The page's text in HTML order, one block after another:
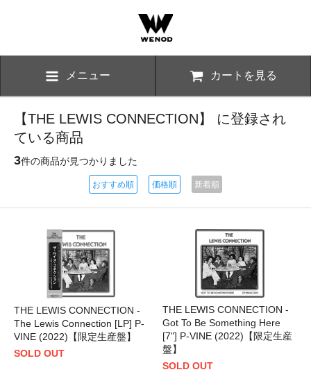
メニュー カートを見る
【THE LEWIS CONNECTION】 に登録され
ている商品
3件の商品が見つかりました
おすすめ順 価格順 新着順
THE LEWIS CONNECTION -
The Lewis Connection [LP] P-
VINE (2022)【限定生産盤】
SOLD OUT
THE LEWIS CONNECTION -
Got To Be Something Here
[7"] P-VINE (2022)【限定生産
盤】
SOLD OUT